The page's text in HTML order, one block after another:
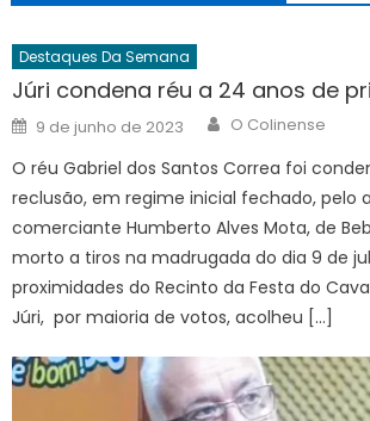
Destaques Da Semana
Júri condena réu a 24 anos de
Posted
on
9 de junho de 2023 Author
O Colinense
O réu Gabriel dos Santos Correa foi
reclusão, em regime inicial fechado, pelo
comerciante Humberto Alves Mota, de
morto a tiros na madrugada do dia 9 de
proximidades do Recinto da Festa do
Júri, por maioria de votos, acolheu […]